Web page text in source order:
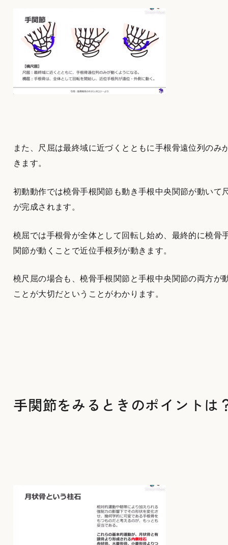
また、尺屈は最終域に近づくとともに手根骨遠位列のみ
きます。
初動動作では橈骨手根関節も動き手根中央関節が動いて
が完成されます。
橈屈では手根骨が全体として回転し始め、最終的に橈骨
関節が動くことで近位手根列が動きます。
橈尺屈の場合も、橈骨手根関節と手根中央関節の両方が
ことが大切だということがわかります。
手関節をみるときのポイントは